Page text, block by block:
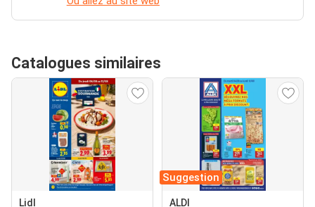
Catalogues similaires
Lidl
Suggestion
ALDI